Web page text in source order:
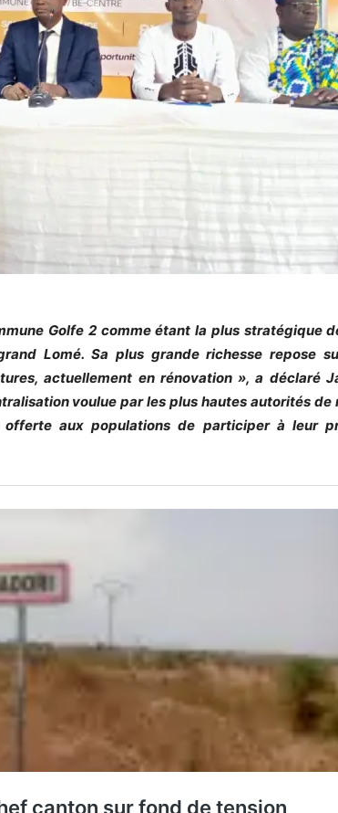
Golfe 2 comme étant la plus stratégique
Lomé. Sa plus grande richesse repose
actuellement en rénovation », a déclaré
voulue par les plus hautes autorités de
aux populations de participer à leur